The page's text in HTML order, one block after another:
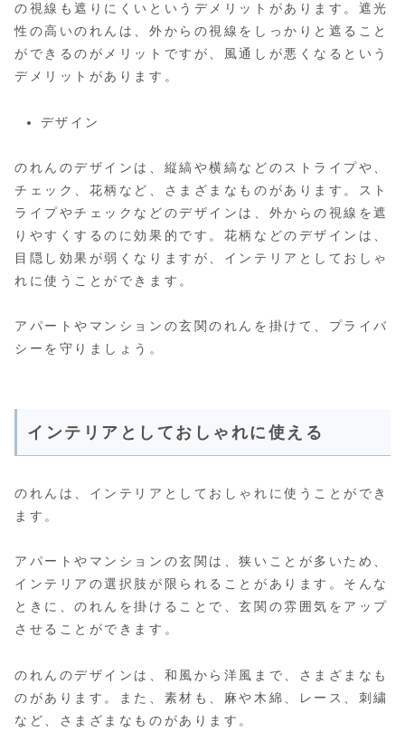
の視線も遮りにくいというデメリットがあります。遮光
性の高いのれんは、外からの視線をしっかりと遮ること
ができるのがメリットですが、風通しが悪くなるという
デメリットがあります。
デザイン
のれんのデザインは、縦縞や横縞などのストライプや、
チェック、花柄など、さまざまなものがあります。スト
ライプやチェックなどのデザインは、外からの視線を遮
りやすくするのに効果的です。花柄などのデザインは、
目隠し効果が弱くなりますが、インテリアとしておしゃ
れに使うことができます。
アパートやマンションの玄関のれんを掛けて、プライバ
シーを守りましょう。
インテリアとしておしゃれに使える
のれんは、インテリアとしておしゃれに使うことができ
ます。
アパートやマンションの玄関は、狭いことが多いため、
インテリアの選択肢が限られることがあります。そんな
ときに、のれんを掛けることで、玄関の雰囲気をアップ
させることができます。
のれんのデザインは、和風から洋風まで、さまざまなも
のがあります。また、素材も、麻や木綿、レース、刺繍
など、さまざまなものがあります。